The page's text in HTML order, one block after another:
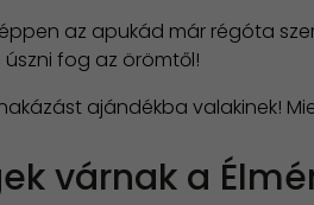
az apukád már régóta
fog az örömtől!
ajándékba valakinek!
várnak a